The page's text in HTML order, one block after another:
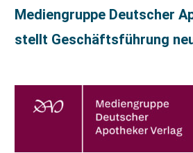
Mediengruppe Deutscher
stellt Geschäftsführung